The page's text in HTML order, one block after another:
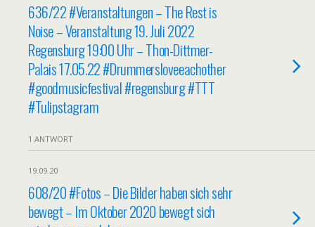
636/22 #Veranstaltungen – The Rest is
Noise – Veranstaltung 19. Juli 2022
Regensburg 19:00 Uhr – Thon-Dittmer-
Palais 17.05.22 #Drummersloveeachother
#goodmusicfestival #regensburg #TTT
#Tulipstagram
1 ANTWORT
19.09.20
608/20 #Fotos – Die Bilder haben sich sehr
bewegt – Im Oktober 2020 bewegt sich